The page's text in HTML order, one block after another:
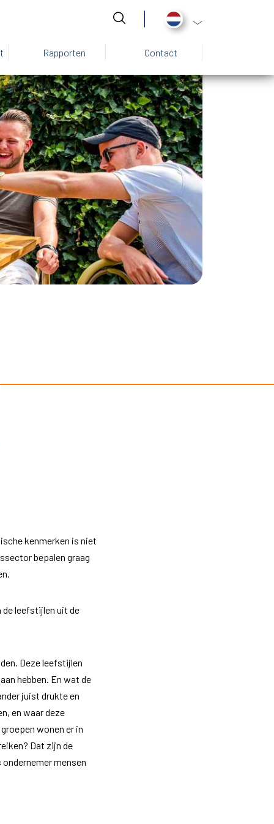
Aanvullende
Rapporten Contact
kenmerken is niet
bepalen graag
de leefstijlen uit de
Deze leefstijlen
hebben. En wat de
juist drukte en
en waar deze
wonen er in
Dat zijn de
mensen